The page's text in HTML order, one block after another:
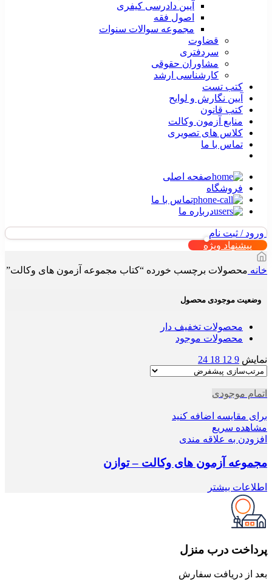
آیین دادرسی کیفری
اصول فقه
مجموعه سوالات سنوات
قضاوت
سردفتری
مشاوران حقوقی
کارشناسی ارشد
کتب تست
آیین نگارش و لوایح
کتب قانون
منابع آزمون وکالت
کلاس های تصویری
تماس با ما
صفحه اصلی
فروشگاه
تماس با ما
درباره ما
ورود / ثبت نام
پیشنهاد ویژه
خانه محصولات برچسب خورده “کتاب مجموعه آزمون های وکالت”
وضعیت موجودی محصول
محصولات تخفیف دار
محصولات موجود
نمایش 9
12
18
24
اتمام موجودی
برای مقایسه اضافه کنید
مشاهده سریع
افزودن به علاقه مندی
مجموعه آزمون های وکالت – توازن
اطلاعات بیشتر
پرداخت درب منزل
بعد از دریافت سفارش